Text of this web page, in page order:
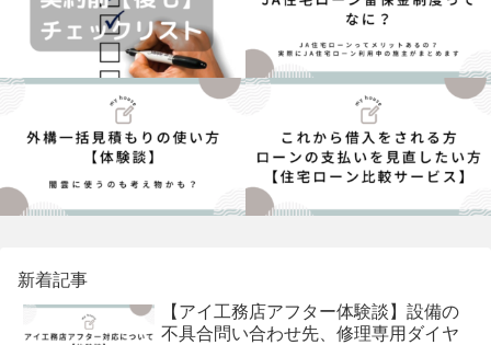
新着記事
【アイ工務店アフター体験談】設備の
不具合問い合わせ先、修理専用ダイヤ